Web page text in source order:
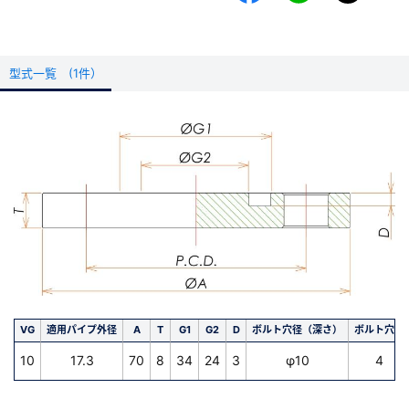
型式一覧 (1件）
VG 適用パイプ外径 A T G1 G2 D ボルト穴径（深さ） ボルト穴数
10 17.3 70 8 34 24 3 φ10 4